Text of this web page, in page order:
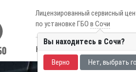
Лицензированный сервисный
по установке ГБО в Сочи
Каталог авто
Вы находитесь в Сочи?
Верно Нет, выбрать